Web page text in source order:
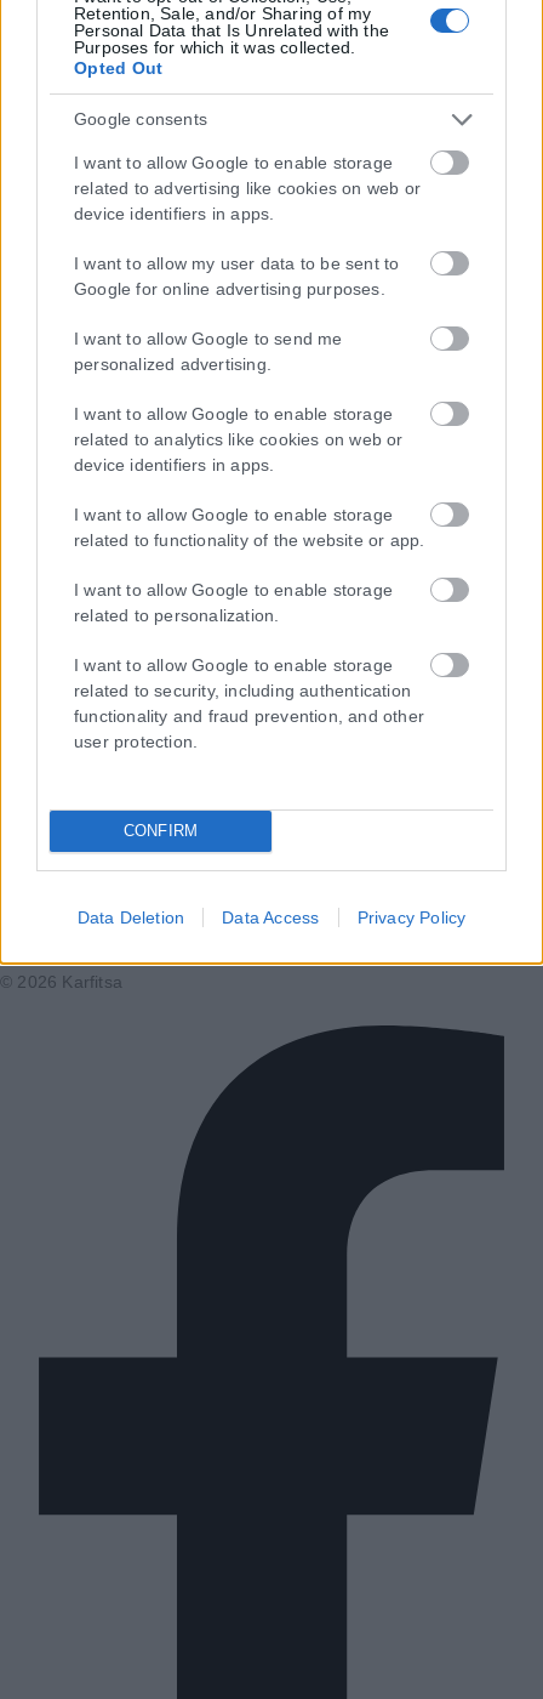
Retention, Sale, and/or Sharing of my
Personal Data that Is Unrelated with the
Purposes for which it was collected.
Opted Out
Google consents
I want to allow Google to enable storage
related to advertising like cookies on web or
device identifiers in apps.
I want to allow my user data to be sent to
Google for online advertising purposes.
I want to allow Google to send me
personalized advertising.
I want to allow Google to enable storage
related to analytics like cookies on web or
device identifiers in apps.
I want to allow Google to enable storage
related to functionality of the website or app.
I want to allow Google to enable storage
related to personalization.
I want to allow Google to enable storage
related to security, including authentication
functionality and fraud prevention, and other
user protection.
CONFIRM
Data Deletion Data Access Privacy Policy
Μοναδικός αριθμός Μ.Η.Τ. 262048
ΤΑ ΠΡΩΤΟΣΕΛΙΔΑ ΣΗΜΕΡΑ
πρωτοσέλιδατωνεφημερίδων
ΕΝΗΜΕΡΩΣΟΥ ΠΡΩΤΟΣ
Επικοινωνία & Διαφήμιση
Όροι Χρήσης – Πολιτική Απορρήτου
© 2026 Karfitsa